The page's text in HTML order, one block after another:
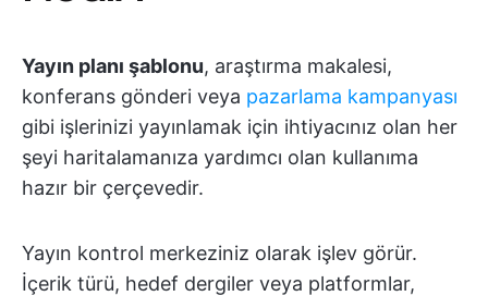
Yayın planı şablonu, araştırma makalesi,
konferans gönderi veya pazarlama kampanyası
gibi işlerinizi yayınlamak için ihtiyacınız olan her
şeyi haritalamanıza yardımcı olan kullanıma
hazır bir çerçevedir.
Yayın kontrol merkeziniz olarak işlev görür.
İçerik türü, hedef dergiler veya platformlar,